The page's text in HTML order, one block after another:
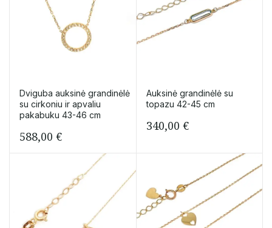
Dviguba auksinė grandinėlė
su cirkoniu ir apvaliu
pakabuku 43-46 cm
588,00 €
Auksinė grandinėlė su
topazu 42-45 cm
340,00 €